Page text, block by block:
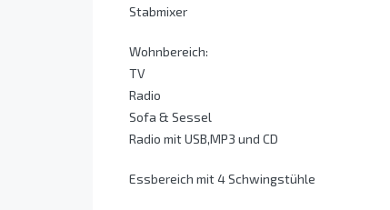
Stabmixer
Wohnbereich:
TV
Radio
Sofa & Sessel
Radio mit USB,MP3 und CD
Essbereich mit 4 Schwingstühle